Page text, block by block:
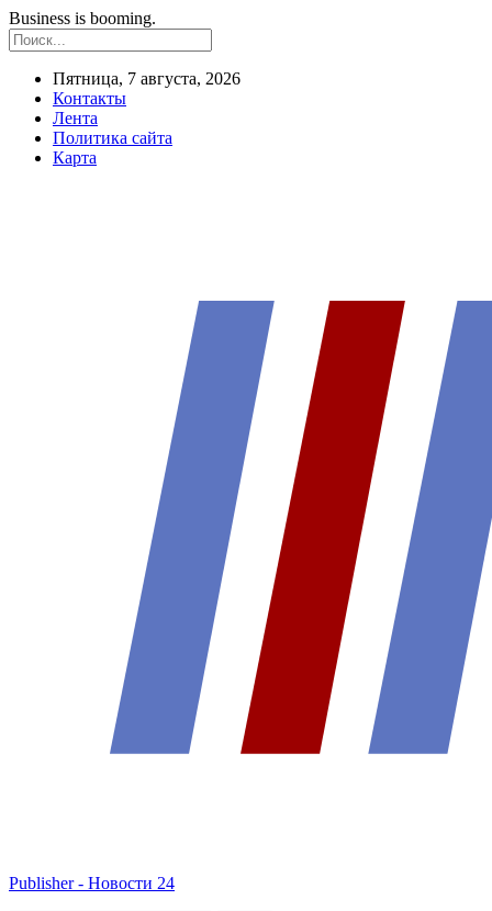
Business is booming.
Пятница, 7 августа, 2026
Контакты
Лента
Политика сайта
Карта
Publisher - Новости 24